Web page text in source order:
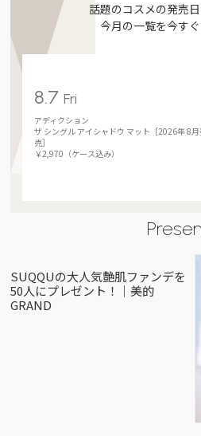
話題のコスメの発売
今月の一覧を今すぐ
8.7Fri
アディクション
ザ シングル アイシャドウ マット［2026年 8月
売］
￥2,970（ケース込み）
SUQQUの大人気艶肌ファンデを
50人にプレゼント！｜美的
GRAND